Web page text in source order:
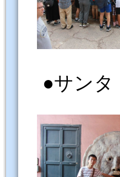
●サンタ